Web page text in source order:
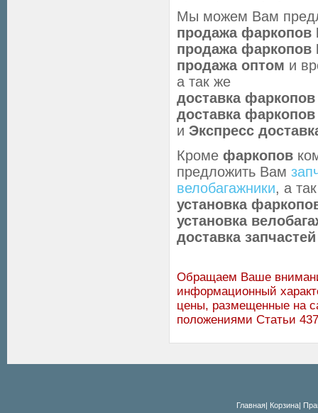
Мы можем Вам
продажа фаркопов
продажа фаркопов
продажа оптом и
а так же
доставка
доставка
и Экспресс
Кроме фаркопов
предложить Вам
велобагажники, а
установка
установка
доставка
Обращаем Ваше
информационный
цены, размещенные на
положениями Статьи
Главная| Корзина|